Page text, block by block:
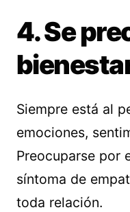
4. Se
Siempre está al
emociones,
Preocuparse por
síntoma de
toda relación.